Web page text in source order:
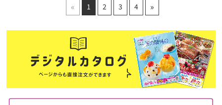
« 1 2 3 4 »